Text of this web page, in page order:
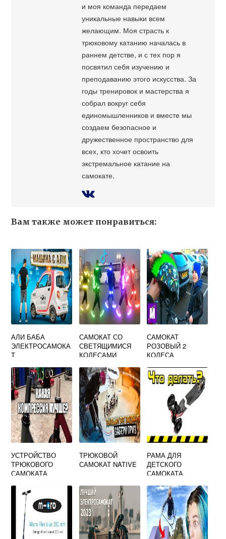
и моя команда передаем
уникальные навыки всем
желающим. Моя страсть к
трюковому катанию началась в
раннем детстве, и с тех пор я
посвятил себя изучению и
преподаванию этого искусства. За
годы тренировок и мастерства я
собрал вокруг себя
единомышленников и вместе мы
создаем безопасное и
дружественное пространство для
всех, кто хочет освоить
экстремальное катание на
самокате.
Вам также может понравиться:
АЛИ БАБА
ЭЛЕКТРОСАМОКА
Т
САМОКАТ СО
СВЕТЯЩИМИСЯ
КОЛЕСАМИ
САМОКАТ
РОЗОВЫЙ 2
КОЛЕСА
УСТРОЙСТВО
ТРЮКОВОГО
САМОКАТА
ТРЮКОВОЙ
САМОКАТ NATIVE
РАМА ДЛЯ
ДЕТСКОГО
САМОКАТА